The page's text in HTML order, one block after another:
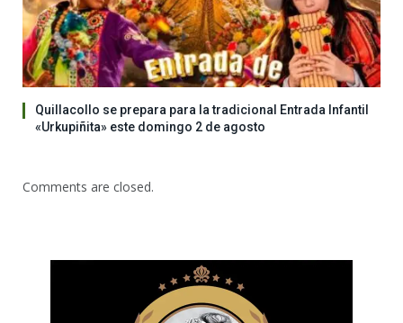
Quillacollo se prepara para la tradicional Entrada Infantil
«Urkupiñita» este domingo 2 de agosto
Comments are closed.